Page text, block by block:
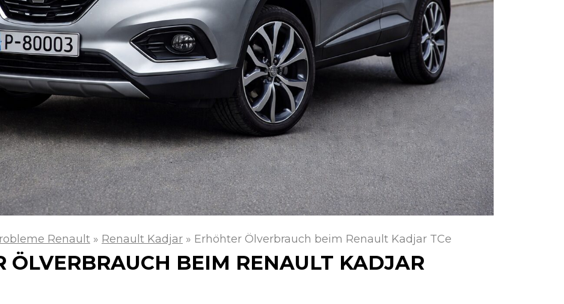
Renault » Renault Kadjar » Erhöhter Ölverbrauch beim Renault Kadjar TCe
ÖLVERBRAUCH BEIM RENAULT KADJAR